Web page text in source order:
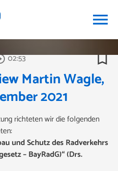
menu
02:53 bookmark_border
Martin Wagle,
2021
richteten wir die folgenden
und Schutz des Radverkehrs
– BayRadG)“ (Drs.